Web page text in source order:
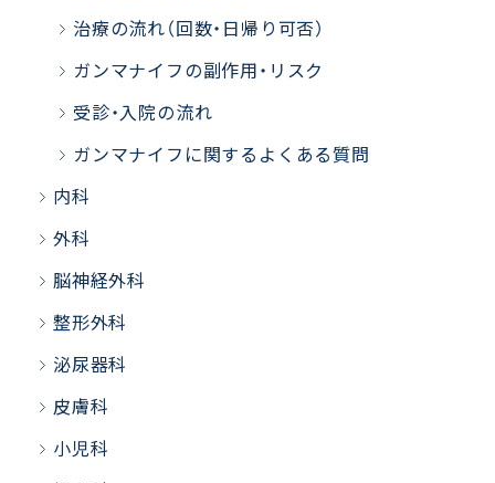
治療の流れ（回数・日帰り可否）
ガンマナイフの副作用・リスク
受診・入院の流れ
ガンマナイフに関するよくある質問
内科
外科
脳神経外科
整形外科
泌尿器科
皮膚科
小児科